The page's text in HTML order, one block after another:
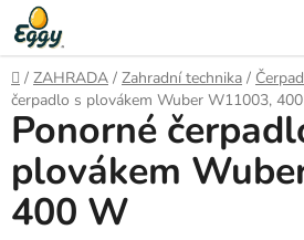
Přejít
na
obsah
Domů
/ ZAHRADA / Zahradní technika /
čerpadlo s plovákem Wuber W11003,
Ponorné
plovákem
400 W